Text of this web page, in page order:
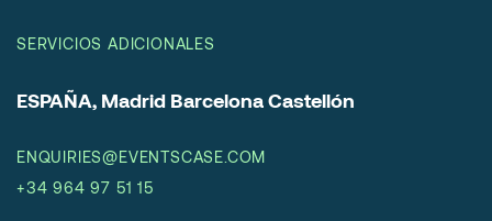
SERVICIOS ADICIONALES
ESPAÑA, Madrid Barcelona Castellón
ENQUIRIES@EVENTSCASE.COM
+34 964 97 51 15